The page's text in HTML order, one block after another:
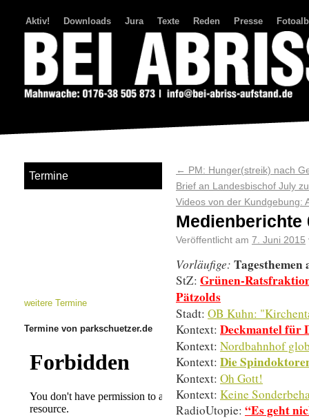
Aktiv! Downloads Jura Texte Reden Presse
← PM: Hunger(streik) nach
Brief an Landesbischof July
Videos von der Kundgebung:
Medienberichte
Veröffentlicht am 7. Juni 2015
Vorläufige:
StZ: Grünen-
Pätzolds
Stadt: OB Kuhn:
Kontext: Deckmantel für
Kontext: Nordbahnhof
Kontext: Die
Kontext: Oh Gott!
Kontext: Keine
RadioUtopie: “Es geht
Termine
weitere Termine
Termine von parkschuetzer.de